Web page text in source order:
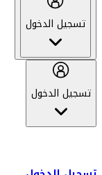
تسجيل الدخول
تسجيل الدخول